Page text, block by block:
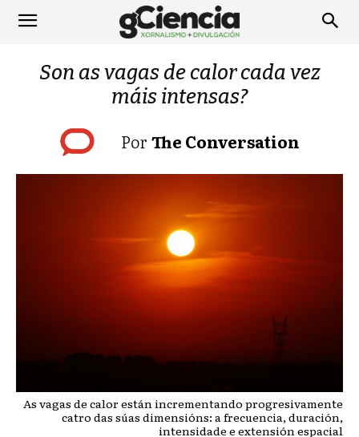
Son as vagas de calor cada vez
máis intensas?
Por The Conversation
As vagas de calor están incrementando progresivamente
catro das súas dimensións: a frecuencia, duración,
intensidade e extensión espacial